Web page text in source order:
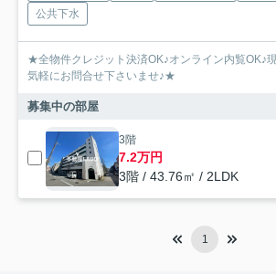
公共下水
★全物件クレジット決済OK♪オンライン内覧OK♪
気軽にお問合せ下さいませ♪★
募集中の部屋
3階
7.2万円
3階 / 43.76㎡ / 2LDK
1